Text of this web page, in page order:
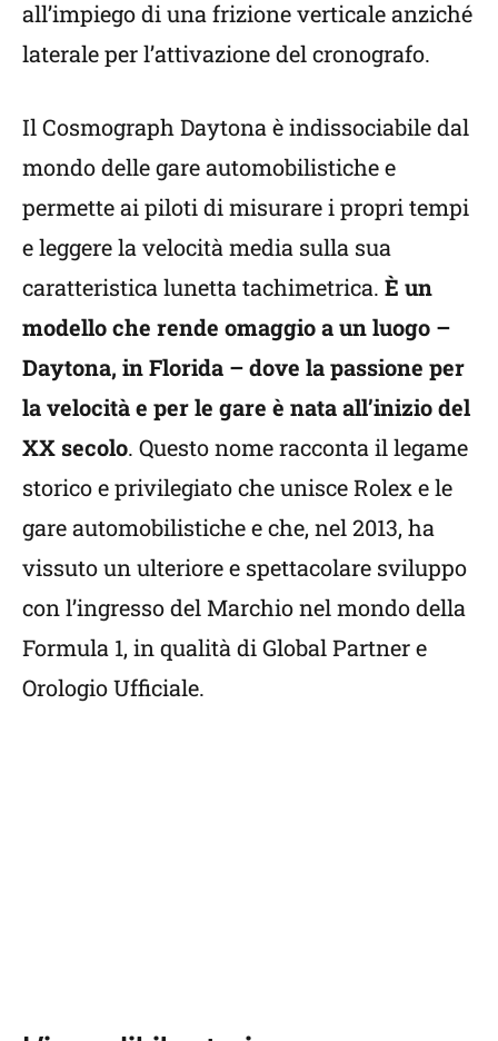
all’impiego di una frizione verticale anziché
laterale per l’attivazione del cronografo.
Il Cosmograph Daytona è indissociabile dal
mondo delle gare automobilistiche e
permette ai piloti di misurare i propri tempi
e leggere la velocità media sulla sua
caratteristica lunetta tachimetrica. È un
modello che rende omaggio a un luogo –
Daytona, in Florida – dove la passione per
la velocità e per le gare è nata all’inizio del
XX secolo. Questo nome racconta il legame
storico e privilegiato che unisce Rolex e le
gare automobilistiche e che, nel 2013, ha
vissuto un ulteriore e spettacolare sviluppo
con l’ingresso del Marchio nel mondo della
Formula 1, in qualità di Global Partner e
Orologio Ufficiale.